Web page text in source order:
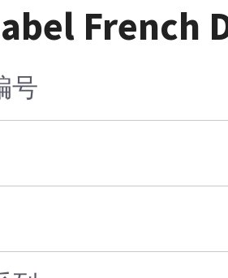
French
号